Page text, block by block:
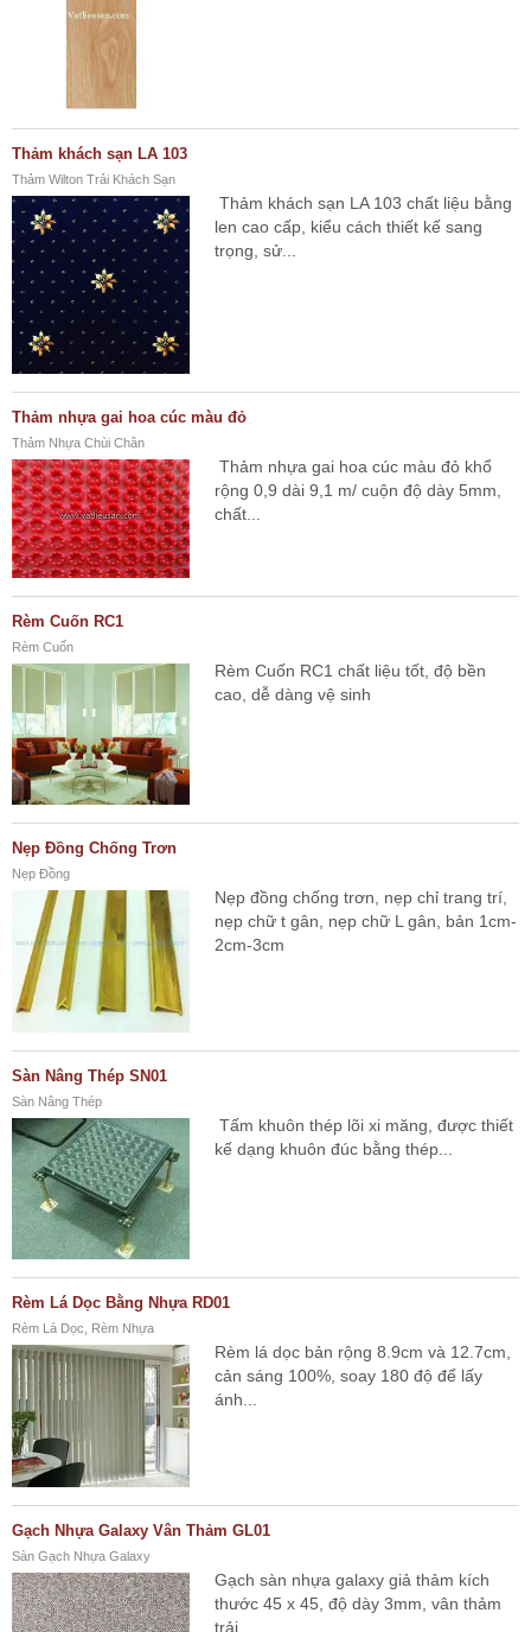
Thảm khách sạn LA 103
Thảm Wilton Trải Khách Sạn
Thảm khách sạn LA 103 chất liệu bằng
len cao cấp, kiểu cách thiết kế sang
trọng, sử...
Thảm nhựa gai hoa cúc màu đỏ
Thảm Nhựa Chùi Chân
Thảm nhựa gai hoa cúc màu đỏ khổ
rộng 0,9 dài 9,1 m/ cuộn độ dày 5mm,
chất...
Rèm Cuốn RC1
Rèm Cuốn
Rèm Cuốn RC1 chất liệu tốt, độ bền
cao, dễ dàng vệ sinh
Nẹp Đồng Chống Trơn
Nẹp Đồng
Nẹp đồng chống trơn, nẹp chỉ trang trí,
nẹp chữ t gân, nẹp chữ L gân, bản 1cm-
2cm-3cm
Sàn Nâng Thép SN01
Sàn Nâng Thép
Tấm khuôn thép lõi xi măng, được thiết
kế dạng khuôn đúc bằng thép...
Rèm Lá Dọc Bằng Nhựa RD01
Rèm Lá Dọc, Rèm Nhựa
Rèm lá dọc bản rộng 8.9cm và 12.7cm,
cản sáng 100%, soay 180 độ để lấy
ánh...
Gạch Nhựa Galaxy Vân Thảm GL01
Sàn Gạch Nhựa Galaxy
Gạch sàn nhựa galaxy giả thảm kích
thước 45 x 45, độ dày 3mm, vân thảm
trải...